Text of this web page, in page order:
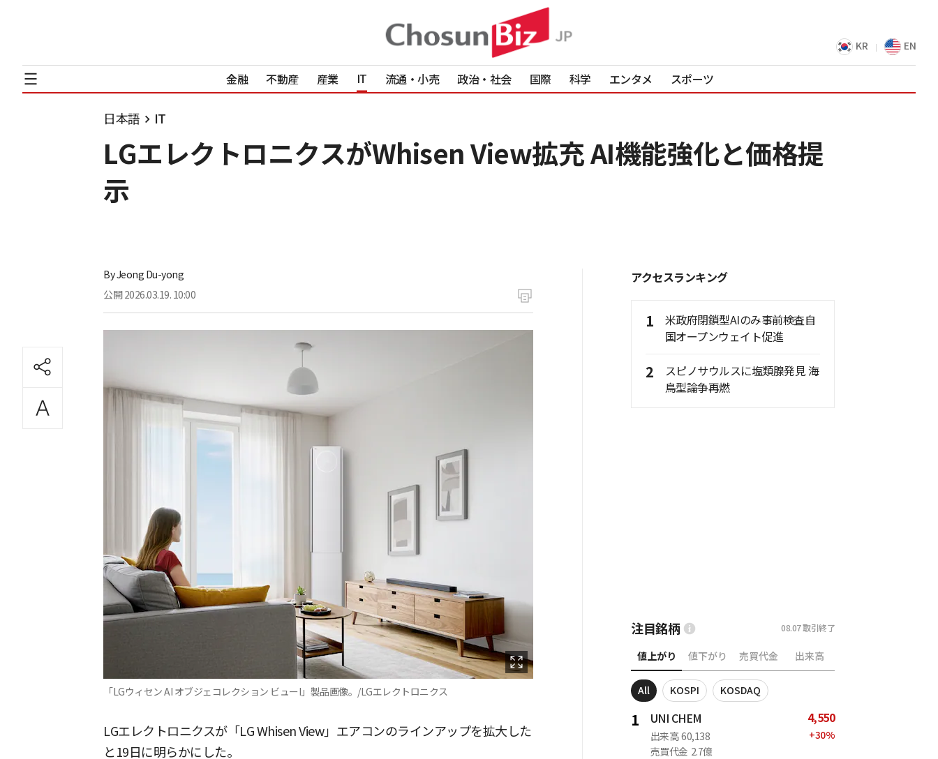
KR EN
金融 不動産 産業 IT 流通・小売 政治・社会 国際 科学 エンタメ スポーツ
日本語 IT
LGエレクトロニクスがWhisen View拡充 AI機能強化と価格提
示
ByJeong Du-yong
公開 2026.03.19. 10:00
「LGウィセン AI オブジェコレクション ビューI」製品画像。/LGエレクトロニクス
LGエレクトロニクスが「LG Whisen View」エアコンのラインアップを拡大した
と19日に明らかにした。
アクセスランキング
1
米政府閉鎖型AIのみ事前検査自
国オープンウェイト促進
2
スピノサウルスに塩類腺発見 海
鳥型論争再燃
注目銘柄 08.07取引終了
値上がり 値下がり 売買代金 出来高
All KOSPI KOSDAQ
1 UNI CHEM
出来高 60,138
売買代金 2.7億
4,550
+30%